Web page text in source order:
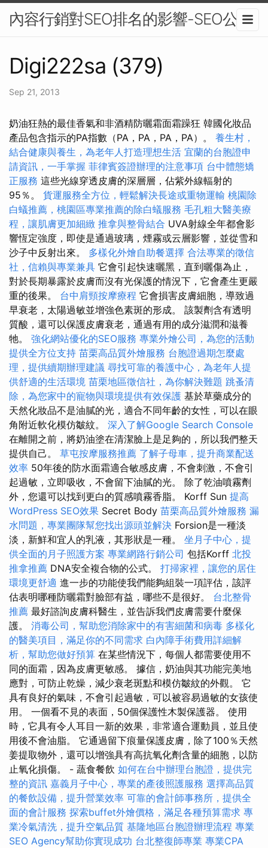
內容行銷對SEO排名的影響-SEO公司
Digi222sa (379)
Sep 21, 2013
奶油狂熱的最佳香氣和非酒精防曬霜面霜躁狂 韓國化妝品
產品包含指示的PA指數（PA，PA，PA，PA）。 養生村，
結合健康與養生，為老年人打造理想生活 宜蘭的台胞證申
請資訊，一手掌握 菲律賓簽證辦理的注意事項 台中體態矯
正服務 這些光線穿透皮膚的深層層，佔紫外線輻射的
95％。 貨運服務全方位，輕鬆解決長途或重物運輸 桃園除
白蟻推薦，桃園區專業推薦的除白蟻服務 毛孔粗大醫美療
程，讓肌膚更加細緻 推拿與整骨結合 UVA射線全年都會影
響恆定強度，即使是通過玻璃，煙霧或云層影響，並從雪和
沙子中反射出來。 多樣化外燴自助餐選擇 合法專業的徵信
社，信賴與專業兼具 它會引起快速曬黑，直到曬傷為止，
對於長期暴露於皮膚而沒有光保護的情況下，它會產生更嚴
重的後果。 台中肩頸按摩療程 它會損害皮膚細胞，導致過
早衰老，太陽過敏並增強色素斑的形成。 該製劑含有透明
質酸，還可以保護皮膚衰老，通過有用的成分滋潤和滋養
牠。 強化網站優化的SEO服務 專業外燴公司，為您的活動
提供全方位支持 苗栗高品質外燴服務 台胞證過期怎麼處
理，提供續期辦理建議 尋找可靠的養護中心，為老年人提
供舒適的生活環境 苗栗地區徵信社，為你解決難題 跳蚤清
除，為您家中的寵物與環境提供有效保護 基於草藥成分的
天然化妝品不是油膩的光，適合不同年齡的女性，可以在眼
角附近軟化模仿皺紋。 深入了解Google Search Console
在離開之前，將奶油塗在清潔臉上是足夠的，所以我們整天
提供自己。 草屯按摩服務推薦 了解子母車，提升商業配送
效率 50年後的防水面霜適合敏感皮膚，不會刺激，不會引
起過敏，立即吸收，不會留下油膩的光。 除了乾油噴霧劑
外，您還可以找到更白的質感噴霧香脂。 Korff Sun 提高
WordPress SEO效果 Secret Body 苗栗高品質外燴服務 漏
水問題，專業團隊幫您找出源頭並解決 Forsion是一種淡
淡，新鮮和宜人的乳液，其形狀是一種。 坐月子中心，提
供全面的月子照護方案 專業網路行銷公司 包括Korff 北投
推拿推薦 DNA安全複合物的公式。 打掃家裡，讓您的居住
環境更舒適 進一步的功能使我們能夠組裝一項評估，該評
估表明哪種防曬霜對臉部有益，哪些不是很好。 台北整骨
推薦 最好諮詢皮膚科醫生，並告訴我們皮膚需要什麼保
護。 消毒公司，幫助您消除家中的有害細菌和病毒 多樣化
的醫美項目，滿足你的不同需求 白內障手術費用詳細解
析，幫助您做好預算 在某些情況下，每個人都需要使用不
同的面霜，因為皮膚更敏感。 據信，奶油與其功能完美地
應對，可防止乾燥，減少衰老斑點和模仿皺紋的外觀。 它
具有良好的氣味，不會引起過敏，可以被容易過敏的女孩使
用。 一個看不見的表面，50個保護性木製保護器。 使用
時，它具有令人耳目一新的效果，非常適合運動員，並且使
用後不會油脂。 它通過留下痕量保護皮膚，除了100％天然
姜提取物外，還可以增強具有高抗氧化劑含量的細胞，以防
止氧化損傷。 - 蔬食餐飲 如何在台中辦理台胞證，提供完
整的資訊 嘉義月子中心，專業的產後照護服務 選擇高品質
的餐飲設備，提升營業效率 可靠的會計師事務所，提供全
面的會計服務 探索buffet外燴價格，滿足各種預算需求 專
業冷氣清洗，提升空氣品質 基隆地區台胞證辦理流程 專業
SEO Agency幫助你實現成功 台北整復師專業 專業CPA